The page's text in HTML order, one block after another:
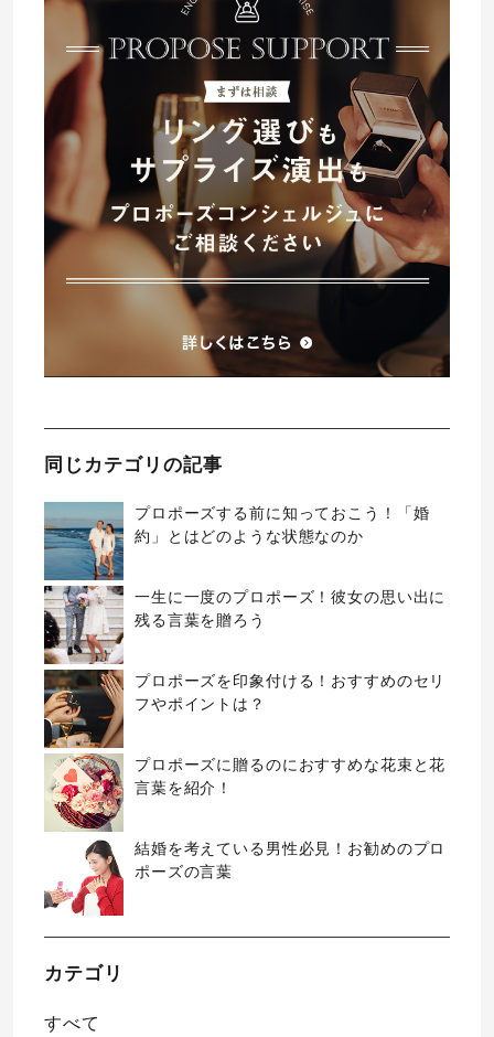
同じカテゴリの記事
プロポーズする前に知っておこう！「婚
約」とはどのような状態なのか
一生に一度のプロポーズ！彼女の思い出に
残る言葉を贈ろう
プロポーズを印象付ける！おすすめのセリ
フやポイントは？
プロポーズに贈るのにおすすめな花束と花
言葉を紹介！
結婚を考えている男性必見！お勧めのプロ
ポーズの言葉
カテゴリ
すべて